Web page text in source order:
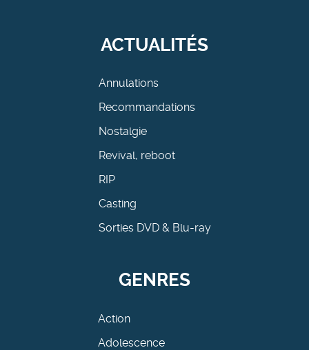
ACTUALITÉS
Annulations
Recommandations
Nostalgie
Revival, reboot
RIP
Casting
Sorties DVD & Blu-ray
GENRES
Action
Adolescence